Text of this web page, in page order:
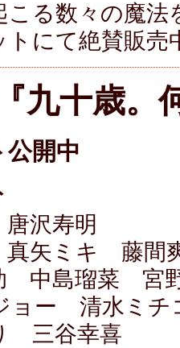
こる数々の魔
トにて絶賛販売
九十歳。
開中
沢寿明
矢ミキ 藤間
中島瑠菜 宮
ョー 清水ミ
三谷幸喜